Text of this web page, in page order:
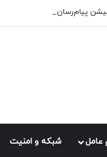
پیام‌رسان ایکس در راه است
شبكه و امنيت